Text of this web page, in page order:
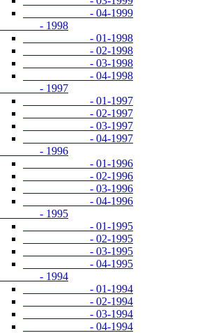
- 04-1999
- 1998
- 01-1998
- 02-1998
- 03-1998
- 04-1998
- 1997
- 01-1997
- 02-1997
- 03-1997
- 04-1997
- 1996
- 01-1996
- 02-1996
- 03-1996
- 04-1996
- 1995
- 01-1995
- 02-1995
- 03-1995
- 04-1995
- 1994
- 01-1994
- 02-1994
- 03-1994
- 04-1994